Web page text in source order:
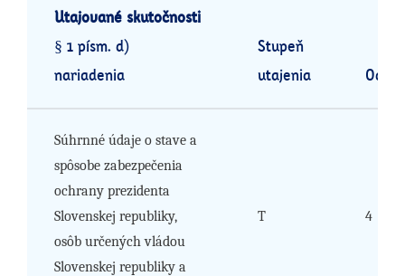
Utajované skutočnosti
§ 1 písm. d)
nariadenia
Stupeň
utajenia
Súhrnné údaje o stave a
spôsobe zabezpečenia
ochrany prezidenta
Slovenskej republiky,
osôb určených vládou
Slovenskej republiky a
T 4